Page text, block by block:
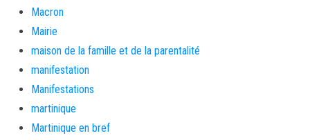
Macron
Mairie
maison de la famille et de la parentalité
manifestation
Manifestations
martinique
Martinique en bref